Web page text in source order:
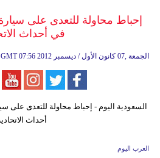
إحباط محاولة للتعدى على سيارة
في أحداث
GMT 07:56 2012 الجمعة ,07 كانون الأول / ديسمبر
العرب اليوم